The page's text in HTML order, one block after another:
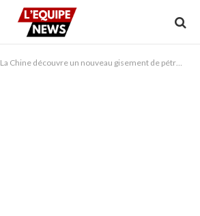
La Chine découvre un nouveau gisement de pétrole dans l’est de la mer de Chine méridionale